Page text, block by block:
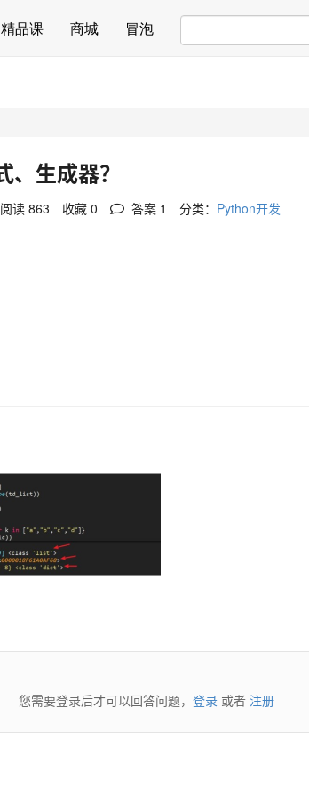
精品课 商城 冒泡
生成器？
阅读 863 收藏 0 答案 1 分类： Python开发
您需要登录后才可以回答问题， 登录或者 注册